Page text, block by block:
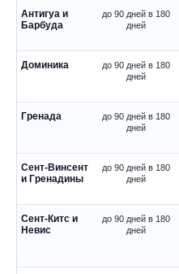
Антигуа и
Барбуда
до 90 дней в 180
дней
Доминика
до 90 дней в 180
дней
Гренада
до 90 дней в 180
дней
Сент-Винсент
и Гренадины
до 90 дней в 180
дней
Сент-Китс и
Невис
до 90 дней в 180
дней